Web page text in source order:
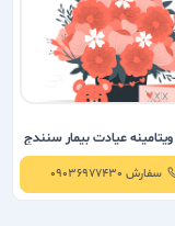
عیادت بیمار سنندج
سفارش 09036977430